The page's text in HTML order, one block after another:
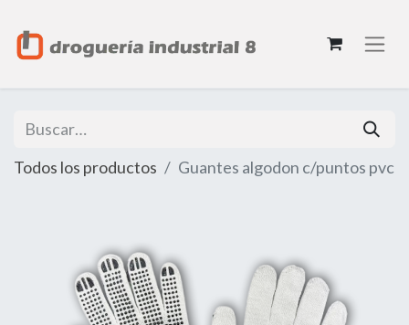
Todos los productos Guantes algodon c/puntos pvc